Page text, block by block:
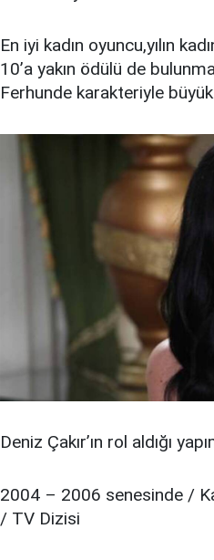
En iyi kadın oyuncu,yılın
10’a yakın ödülü de
Ferhunde karakteriyle büyük
Deniz Çakır’ın rol aldığı
2004 – 2006 senesinde /
/ TV Dizisi